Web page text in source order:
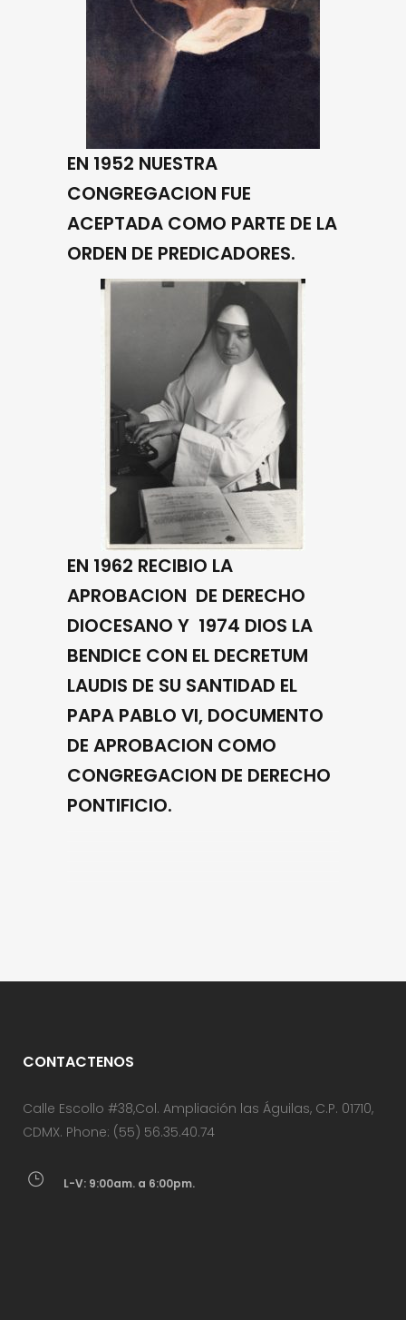
EN 1952 NUESTRA
CONGREGACION FUE
ACEPTADA COMO PARTE DE LA
ORDEN DE PREDICADORES.
EN 1962 RECIBIO LA
APROBACION DE DERECHO
DIOCESANO Y 1974 DIOS LA
BENDICE CON EL DECRETUM
LAUDIS DE SU SANTIDAD EL
PAPA PABLO VI, DOCUMENTO
DE APROBACION COMO
CONGREGACION DE DERECHO
PONTIFICIO.
CONTACTENOS
Calle Escollo #38,Col. Ampliación las Águilas, C.P. 01710,
CDMX. Phone: (55) 56.35.40.74
L-V: 9:00am. a 6:00pm.